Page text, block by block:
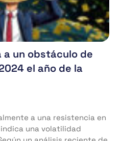
un obstáculo de
el año de la
a una resistencia en
una volatilidad